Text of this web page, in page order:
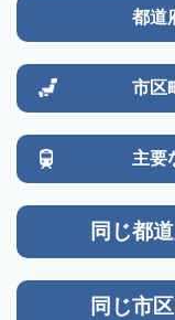
都道
市区
主要
同じ都
同じ市